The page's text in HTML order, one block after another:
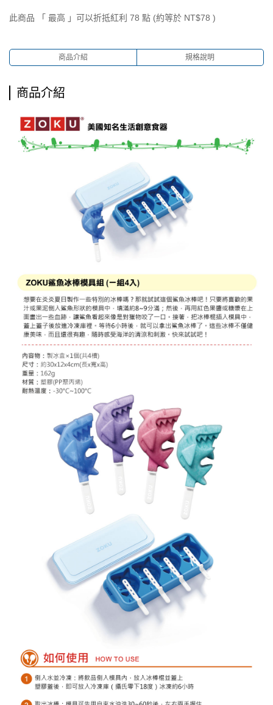
此商品 「 最高 」可以折抵紅利 78 點 (約等於 NT$78 )
商品介紹 規格說明
商品介紹